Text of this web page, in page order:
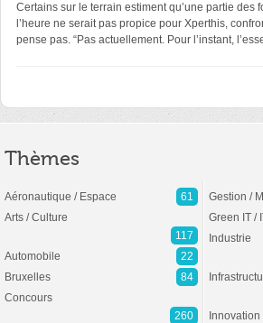
Certains sur le terrain estiment qu’une partie
l’heure ne serait pas propice pour Xperthis,
pense pas. “Pas actuellement. Pour l’instant,
Thèmes
Aéronautique / Espace
61
Arts / Culture
117
Automobile
22
Bruxelles
84
Concours
260
Gestion /
Green IT /
Industrie
Innovation